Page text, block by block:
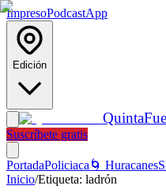
ImpresoPodcastApp
Edición
Quinta
Suscríbete gratis
PortadaPoliciaca 🌀 Huracanes
Inicio/Etiqueta: ladrón